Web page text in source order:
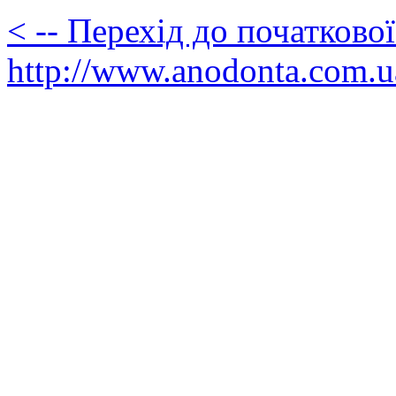
< -- Перехід до
http://